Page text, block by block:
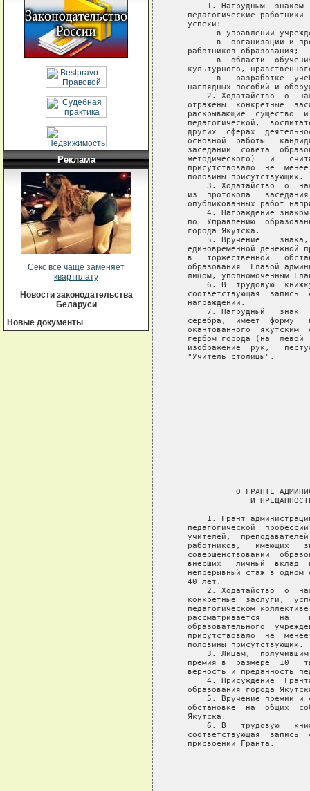
Реклама
Секс все чаще заменяет
квартплату
Новости законодательства
Беларуси
Новые документы
1. Нагрудным  знаком
педагогические работники
   успехи:
- в управлении
- в  организации и
   работников образования;
- в  области
культурного,
- в   разработке
наглядных пособий и
2. Ходатайство  о
отражены  конкретные
раскрывающие  существо
педагогической,
других  сферах
основной  работы
заседании  совета
методического)   и
присутствовало  не
   половины присутствующих.
3. Ходатайство  о
из  протокола
опубликованных работ
4. Награждение
по  Управлению
   города Якутска.
5. Вручение
единовременной денежной
в   торжественной
образования  Главой
лицом, уполномоченным
6. В  трудовую
соответствующая  запись
   награждении.
7. Нагрудный   знак
серебра,  имеет  форму
окантованного  якутским
гербом города (на  левой
изображение  рук,
   "Учитель столицы".
О ГРАНТЕ
И
1. Грант
педагогической
учителей,
работников,   имеющих
совершенствовании
внесших   личный  вклад
непрерывный стаж в одном
   40 лет.
2. Ходатайство  о
конкретные  заслуги,
педагогическом
рассматривается    на
образовательного
присутствовало  не
   половины присутствующих.
3. Лицам,
премия в  размере  10
верность и преданность
4. Присуждение
образования города
5. Вручение премии и
обстановке  на  общих
   Якутска.
6. В   трудовую
соответствующая  запись
   присвоении Гранта.